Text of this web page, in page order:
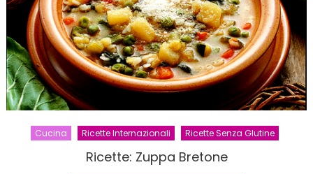
Cucina Ricette Internazionali Ricette Senza Glutine
Ricette: Zuppa Bretone